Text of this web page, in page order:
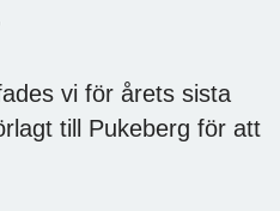
vi för årets sista
till Pukeberg för att